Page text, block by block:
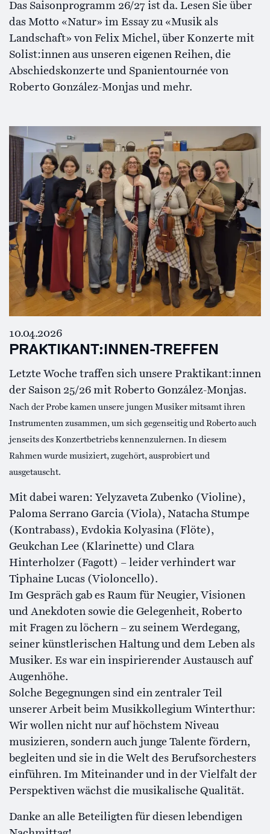
Das Saisonprogramm 26/27 ist da. Lesen Sie über
das Motto «Natur» im Essay zu «Musik als
Landschaft» von Felix Michel, über Konzerte mit
Solist:innen aus unseren eigenen Reihen, die
Abschiedskonzerte und Spanientournée von
Roberto González-Monjas und mehr.
10.04.2026
PRAKTIKANT:INNEN-TREFFEN
Letzte Woche traffen sich unsere Praktikant:innen
der Saison 25/26 mit Roberto González-Monjas.
Nach der Probe kamen unsere jungen Musiker mitsamt ihren
Instrumenten zusammen, um sich gegenseitig und Roberto auch
jenseits des Konzertbetriebs kennenzulernen. In diesem
Rahmen wurde musiziert, zugehört, ausprobiert und
ausgetauscht.
Mit dabei waren: Yelyzaveta Zubenko (Violine),
Paloma Serrano Garcia (Viola), Natacha Stumpe
(Kontrabass), Evdokia Kolyasina (Flöte),
Geukchan Lee (Klarinette) und Clara
Hinterholzer (Fagott) – leider verhindert war
Tiphaine Lucas (Violoncello).
Im Gespräch gab es Raum für Neugier, Visionen
und Anekdoten sowie die Gelegenheit, Roberto
mit Fragen zu löchern – zu seinem Werdegang,
seiner künstlerischen Haltung und dem Leben als
Musiker. Es war ein inspirierender Austausch auf
Augenhöhe.
Solche Begegnungen sind ein zentraler Teil
unserer Arbeit beim Musikkollegium Winterthur:
Wir wollen nicht nur auf höchstem Niveau
musizieren, sondern auch junge Talente fördern,
begleiten und sie in die Welt des Berufsorchesters
einführen. Im Miteinander und in der Vielfalt der
Perspektiven wächst die musikalische Qualität.
Danke an alle Beteiligten für diesen lebendigen